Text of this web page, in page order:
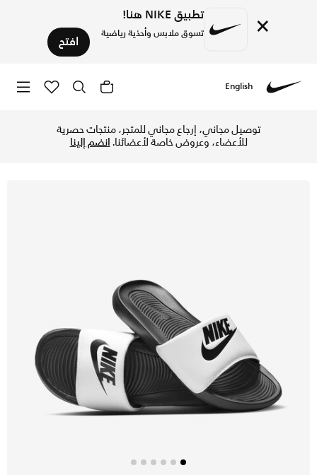
× تطبيق NIKE هنا!
تسوق ملابس وأحذية رياضية افتح
English
توصيل مجاني، إرجاع مجاني للمتجر، منتجات حصرية
للأعضاء، وعروض خاصة لأعضائنا.انضم إلينا